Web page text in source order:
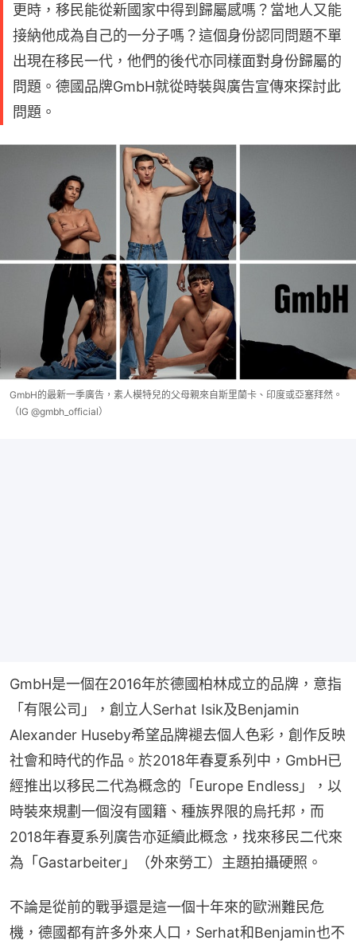
更時，移民能從新國家中得到歸屬感嗎？當地人又能
接納他成為自己的一分子嗎？這個身份認同問題不單
出現在移民一代，他們的後代亦同樣面對身份歸屬的
問題。德國品牌GmbH就從時裝與廣告宣傳來探討此
問題。
GmbH的最新一季廣告，素人模特兒的父母親來自斯里蘭卡、印度或亞塞拜然。
（IG @gmbh_official）
GmbH是一個在2016年於德國柏林成立的品牌，意指
「有限公司」，創立人Serhat Isik及Benjamin
Alexander Huseby希望品牌褪去個人色彩，創作反映
社會和時代的作品。於2018年春夏系列中，GmbH已
經推出以移民二代為概念的「Europe Endless」，以
時裝來規劃一個沒有國籍、種族界限的烏托邦，而
2018年春夏系列廣告亦延續此概念，找來移民二代來
為「Gastarbeiter」（外來勞工）主題拍攝硬照。
不論是從前的戰爭還是這一個十年來的歐洲難民危
機，德國都有許多外來人口，Serhat和Benjamin也不